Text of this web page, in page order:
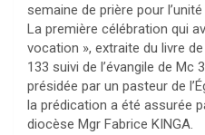
semaine de prière pour
La première célébration qui
vocation », extraite du livre
133 suivi de l’évangile de Mc
présidée par un pasteur de
la prédication a été assurée
diocèse Mgr Fabrice KINGA.